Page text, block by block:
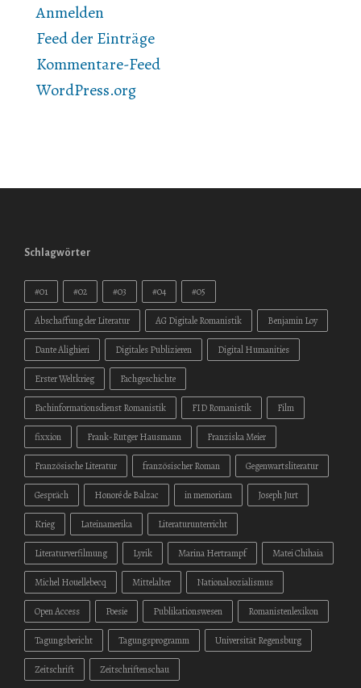
Anmelden
Feed der Einträge
Kommentare-Feed
WordPress.org
Schlagwörter
#01 #02 #03 #04 #05
Abschaffung der Literatur AG Digitale Romanistik Benjamin Loy
Dante Alighieri Digitales Publizieren Digital Humanities
Erster Weltkrieg Fachgeschichte
Fachinformationsdienst Romanistik FID Romanistik Film
fixxion Frank-Rutger Hausmann Franziska Meier
Französische Literatur französischer Roman Gegenwartsliteratur
Gespräch Honoré de Balzac in memoriam Joseph Jurt
Krieg Lateinamerika Literaturunterricht
Literaturverfilmung Lyrik Marina Hertrampf Matei Chihaia
Michel Houellebecq Mittelalter Nationalsozialismus
Open Access Poesie Publikationswesen Romanistenlexikon
Tagungsbericht Tagungsprogramm Universität Regensburg
Zeitschrift Zeitschriftenschau